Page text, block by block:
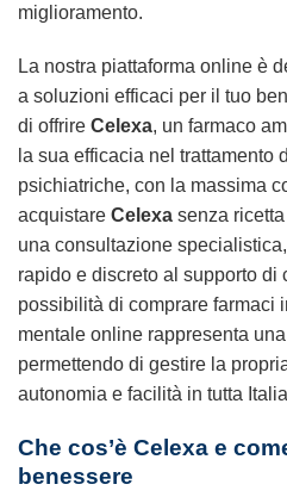
miglioramento.
La nostra piattaforma online è
a soluzioni efficaci per il tuo
di offrire Celexa, un farmaco
la sua efficacia nel trattamento
psichiatriche, con la massima
acquistare Celexa senza
una consultazione
rapido e discreto al supporto di
possibilità di comprare farmaci
mentale online rappresenta
permettendo di gestire la
autonomia e facilità in tutta
Che cos’è Celexa e
benessere